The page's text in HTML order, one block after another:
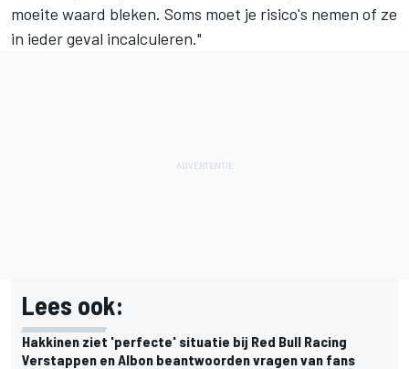
moeite waard bleken. Soms moet je risico's nemen of ze
in ieder geval incalculeren."
Lees ook:
Hakkinen ziet 'perfecte' situatie bij Red Bull Racing
Verstappen en Albon beantwoorden vragen van fans